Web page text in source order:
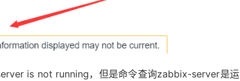
is not running，但是命令查询zabbix-server是运